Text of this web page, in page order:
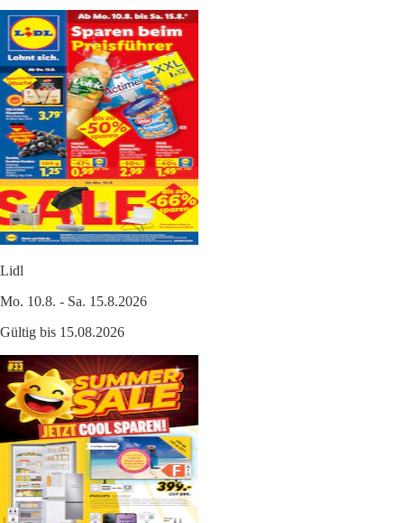
Lidl
Mo. 10.8. - Sa. 15.8.2026
Gültig bis 15.08.2026